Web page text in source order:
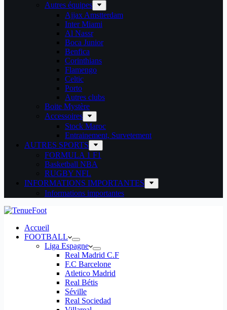
Autres équipes
Ajjax Amstterdam
Inter Miami
Al Nassr
Boca Junior
Benfica
Corinthians
Flamengo
Celtic
Porto
Autres clubs
Boite Mystère
Accessoires
Stock Maroc
Entrainement, Survetement
AUTRES SPORTS
FORMULA 1 F1
Basketball NBA
RUGBY NFL
INFORMATIONS IMPORTANTES
Informations importantes
Accueil
FOOTBALL
Liga Espagne
Real Madrid C.F
F.C Barcelone
Atletico Madrid
Real Bétis
Séville
Real Sociedad